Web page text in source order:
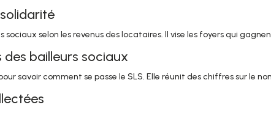
sociaux selon les revenus des locataires. Il vise les foyers qui
bailleurs sociaux
savoir comment se passe le SLS. Elle réunit des chiffres sur le